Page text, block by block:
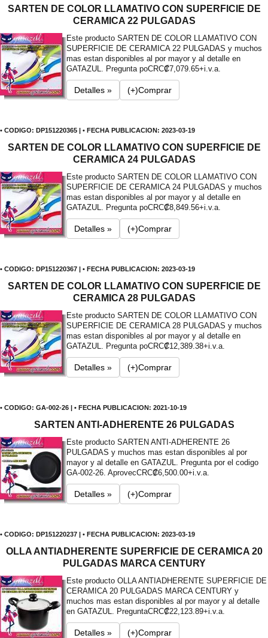
SARTEN DE COLOR LLAMATIVO CON SUPERFICIE DE
CERAMICA 22 PULGADAS
Este producto SARTEN DE COLOR LLAMATIVO CON
SUPERFICIE DE CERAMICA 22 PULGADAS y muchos
mas estan disponibles al por mayor y al detalle en
GATAZUL. Pregunta poCRC₡7,079.65+i.v.a.
Detalles » (+)Comprar
• CODIGO: DP151220365 | • FECHA PUBLICACION: 2023-03-19
SARTEN DE COLOR LLAMATIVO CON SUPERFICIE DE
CERAMICA 24 PULGADAS
Este producto SARTEN DE COLOR LLAMATIVO CON
SUPERFICIE DE CERAMICA 24 PULGADAS y muchos
mas estan disponibles al por mayor y al detalle en
GATAZUL. Pregunta poCRC₡8,849.56+i.v.a.
Detalles » (+)Comprar
• CODIGO: DP151220367 | • FECHA PUBLICACION: 2023-03-19
SARTEN DE COLOR LLAMATIVO CON SUPERFICIE DE
CERAMICA 28 PULGADAS
Este producto SARTEN DE COLOR LLAMATIVO CON
SUPERFICIE DE CERAMICA 28 PULGADAS y muchos
mas estan disponibles al por mayor y al detalle en
GATAZUL. Pregunta poCRC₡12,389.38+i.v.a.
Detalles » (+)Comprar
• CODIGO: GA-002-26 | • FECHA PUBLICACION: 2021-10-19
SARTEN ANTI-ADHERENTE 26 PULGADAS
Este producto SARTEN ANTI-ADHERENTE 26
PULGADAS y muchos mas estan disponibles al por
mayor y al detalle en GATAZUL. Pregunta por el codigo
GA-002-26. AprovecCRC₡6,500.00+i.v.a.
Detalles » (+)Comprar
• CODIGO: DP151220237 | • FECHA PUBLICACION: 2023-03-19
OLLA ANTIADHERENTE SUPERFICIE DE CERAMICA 20
PULGADAS MARCA CENTURY
Este producto OLLA ANTIADHERENTE SUPERFICIE DE
CERAMICA 20 PULGADAS MARCA CENTURY y
muchos mas estan disponibles al por mayor y al detalle
en GATAZUL. PreguntaCRC₡22,123.89+i.v.a.
Detalles » (+)Comprar